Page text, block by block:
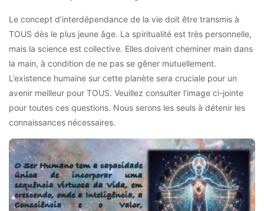
Le concept d’interdépendance de la vie doit être transmis à
TOUS dès le plus jeune âge. La spiritualité est très personnelle,
mais la science est collective. Elles doivent cheminer main dans
la main, à condition de ne pas se gêner mutuellement.
L’existence humaine sur cette planète sera cruciale pour un
avenir meilleur pour TOUS. Veuillez consulter l’image ci-jointe
pour toutes ces questions. Nous serons les seuls à détenir les
connaissances nécessaires.